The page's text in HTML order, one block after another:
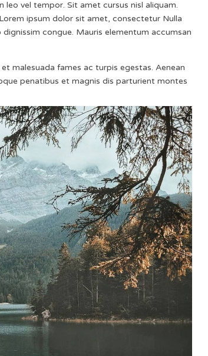
vel tempor. Sit amet cursus nisl aliquam.
ipsum dolor sit amet, consectetur Nulla
congue. Mauris elementum accumsan
malesuada fames ac turpis egestas. Aenean
penatibus et magnis dis parturient montes